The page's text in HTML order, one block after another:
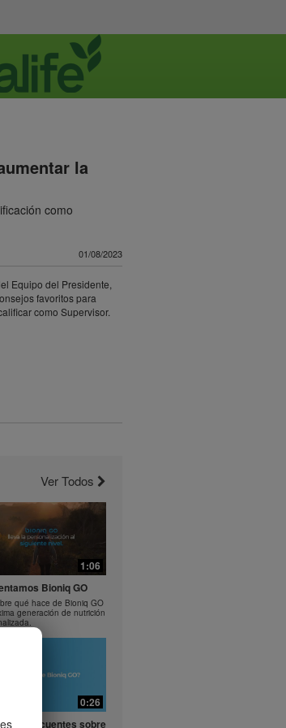
la
como
01/08/2023
Equipo del Presidente,
favoritos para
como Supervisor.
Ver Todos
1:06
Bioniq GO
qué hace de Bioniq GO
generación de nutrición
0:26
frecuentes sobre